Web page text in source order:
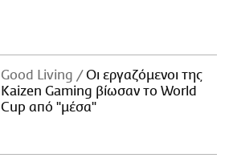
Good Living
Οι εργαζόμενοι της
Kaizen Gaming βίωσαν το World
Cup από "μέσα"